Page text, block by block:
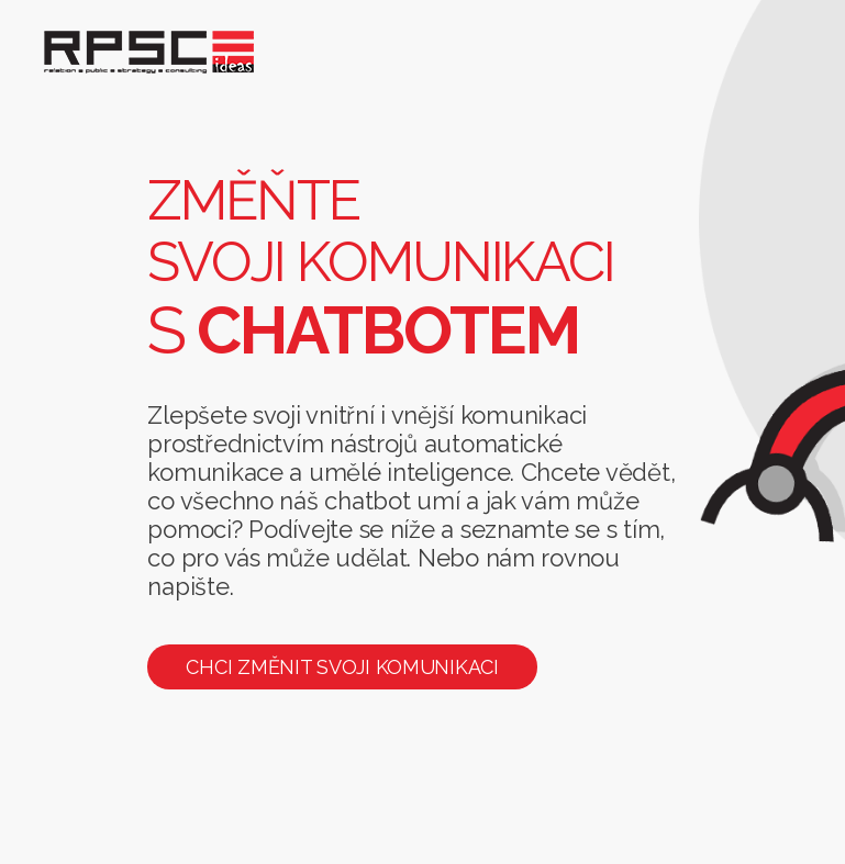
ZMĚŇTE
SVOJI KOMUNIKACI
SCHATBOTEM
Zlepšete svoji vnitřní i vnější komunikaci
prostřednictvím nástrojů automatické
komunikace a umělé inteligence. Chcete vědět,
co všechno náš chatbot umí a jak vám může
pomoci? Podívejte se níže a seznamte se s tím,
co pro vás může udělat. Nebo nám rovnou
napište.
CHCI ZMĚNIT SVOJI KOMUNIKACI